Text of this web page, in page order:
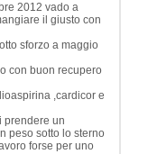
2012 vado a
il giusto con
sforzo a maggio
con buon recupero
,cardicor e
prendere un
peso sotto lo sterno
forse per uno